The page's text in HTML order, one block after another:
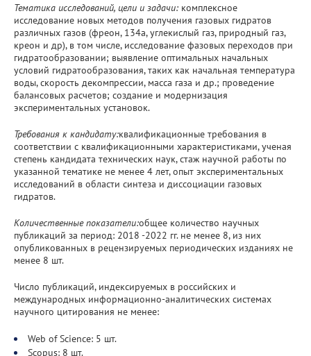
Тематика исследований, цели и задачи: комплексное
исследование новых методов получения газовых гидратов
различных газов (фреон, 134а, углекислый газ, природный газ,
креон и др), в том числе, исследование фазовых переходов при
гидратообразовании; выявление оптимальных начальных
условий гидратообразования, таких как начальная температура
воды, скорость декомпрессии, масса газа и др.; проведение
балансовых расчетов; создание и модернизация
экспериментальных установок.
Требования к кандидату:квалификационные требования в
соответствии с квалификационными характеристиками, ученая
степень кандидата технических наук, стаж научной работы по
указанной тематике не менее 4 лет, опыт экспериментальных
исследований в области синтеза и диссоциации газовых
гидратов.
Количественные показатели:общее количество научных
публикаций за период: 2018 -2022 гг. не менее 8, из них
опубликованных в рецензируемых периодических изданиях не
менее 8 шт.
Число публикаций, индексируемых в российских и
международных информационно-аналитических системах
научного цитирования не менее:
Web of Science: 5 шт.
Scopus: 8 шт.